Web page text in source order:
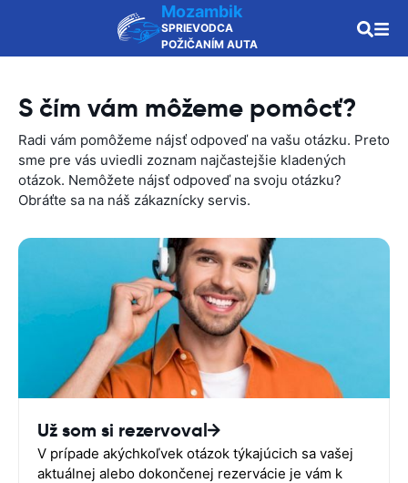
Mozambik
SPRIEVODCA
POŽIČANÍM AUTA
S čím vám môžeme pomôcť?
Radi vám pomôžeme nájsť odpoveď na vašu otázku. Preto
sme pre vás uviedli zoznam najčastejšie kladených
otázok. Nemôžete nájsť odpoveď na svoju otázku?
Obráťte sa na náš zákaznícky servis.
Už som si rezervoval
V prípade akýchkoľvek otázok týkajúcich sa vašej
aktuálnej alebo dokončenej rezervácie je vám k